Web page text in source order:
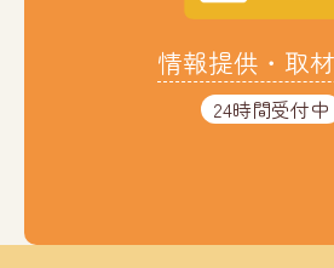
情報提供・取
24時間受付中